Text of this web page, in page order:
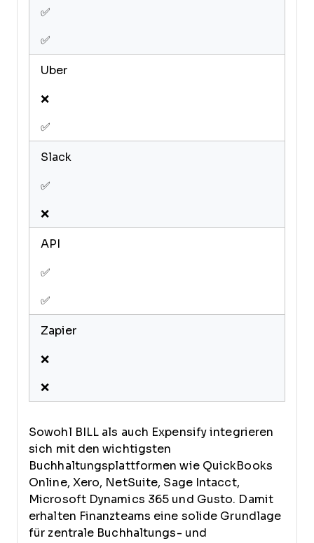
✅
✅
Uber
❌
✅
Slack
✅
❌
API
✅
✅
Zapier
❌
❌
Sowohl BILL als auch Expensify integrieren
sich mit den wichtigsten
Buchhaltungsplattformen wie QuickBooks
Online, Xero, NetSuite, Sage Intacct,
Microsoft Dynamics 365 und Gusto. Damit
erhalten Finanzteams eine solide Grundlage
für zentrale Buchhaltungs- und